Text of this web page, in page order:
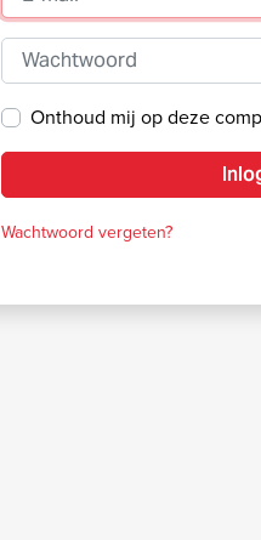
Wachtwoord
Onthoud mij op deze
Wachtwoord vergeten?